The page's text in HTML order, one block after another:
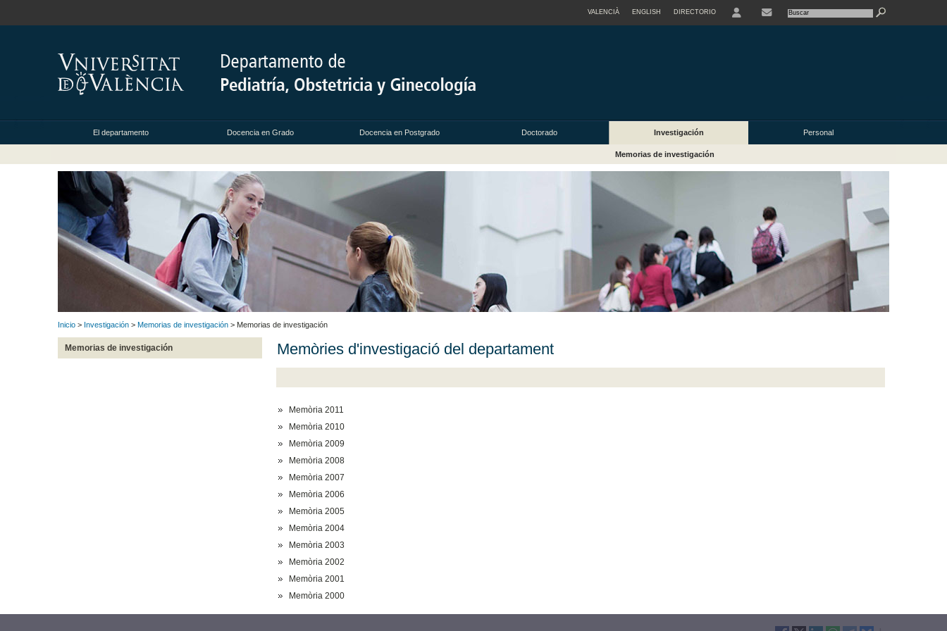
VALENCIÀ ENGLISH DIRECTORIO
El departamento Docencia en Grado Docencia en Postgrado Doctorado Investigación Personal
Memorias de investigación
Inicio > Investigación > Memorias de investigación > Memorias de investigación
Memorias de investigación Memòries d'investigació del departament
Memòria 2011
Memòria 2010
Memòria 2009
Memòria 2008
Memòria 2007
Memòria 2006
Memòria 2005
Memòria 2004
Memòria 2003
Memòria 2002
Memòria 2001
Memòria 2000